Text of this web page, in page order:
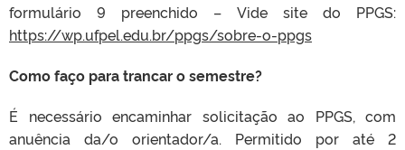
formulário 9 preenchido – Vide site do PPGS:
https://wp.ufpel.edu.br/ppgs/sobre-o-ppgs
Como faço para trancar o semestre?
É necessário encaminhar solicitação ao PPGS, com
anuência da/o orientador/a. Permitido por até 2